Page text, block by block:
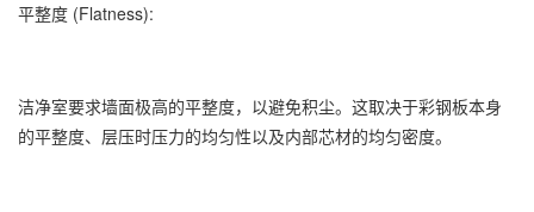
平整度 (Flatness):
洁净室要求墙面极高的平整度，以避免积尘。这取决于彩钢板本身
的平整度、层压时压力的均匀性以及内部芯材的均匀密度。